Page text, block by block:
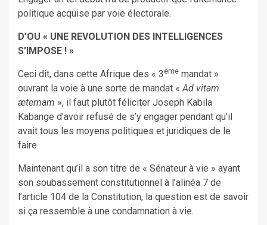
politique acquise par voie électorale.
D’OU « UNE REVOLUTION DES INTELLIGENCES
S’IMPOSE ! »
Ceci dit, dans cette Afrique des « 3 ème mandat »
ouvrant la voie à une sorte de mandat «Ad vitam
æternam », il faut plutôt féliciter Joseph Kabila
Kabange d’avoir refusé de s’y engager pendant qu’il
avait tous les moyens politiques et juridiques de le
faire.
Maintenant qu’il a son titre de « Sénateur à vie » ayant
son soubassement constitutionnel à l’alinéa 7 de
l’article 104 de la Constitution, la question est de savoir
si ça ressemble à une condamnation à vie.